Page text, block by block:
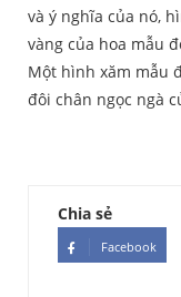
và ý nghĩa của nó,
vàng của hoa mẫu
Một hình xăm mẫu
đôi chân ngọc ngà
Chia sẻ
Facebook